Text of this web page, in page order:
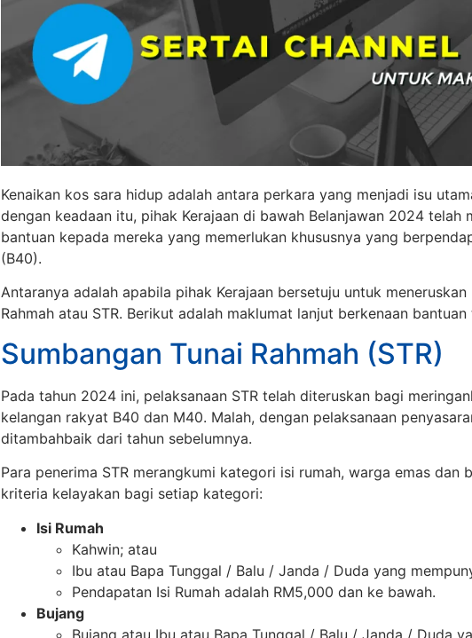
Kenaikan kos sara hidup adalah antara perkara yang menjadi isu
dengan keadaan itu, pihak Kerajaan di bawah Belanjawan 2024 telah
bantuan kepada mereka yang memerlukan khususnya yang
(B40).
Antaranya adalah apabila pihak Kerajaan bersetuju untuk meneruskan
Rahmah atau STR. Berikut adalah maklumat lanjut berkenaan
Sumbangan Tunai Rahmah (STR)
Pada tahun 2024 ini, pelaksanaan STR telah diteruskan bagi
kelangan rakyat B40 dan M40. Malah, dengan pelaksanaan
ditambahbaik dari tahun sebelumnya.
Para penerima STR merangkumi kategori isi rumah, warga emas dan
kriteria kelayakan bagi setiap kategori:
Isi Rumah
Kahwin; atau
Ibu atau Bapa Tunggal / Balu / Janda / Duda yang
Pendapatan Isi Rumah adalah RM5,000 dan ke bawah.
Bujang
Bujang atau Ibu atau Bapa Tunggal / Balu / Janda / Duda